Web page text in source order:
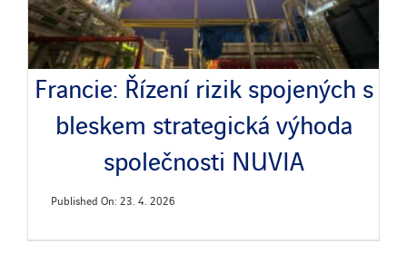
Francie: Řízení rizik spojených s
bleskem strategická výhoda
společnosti NUVIA
Published On: 23. 4. 2026